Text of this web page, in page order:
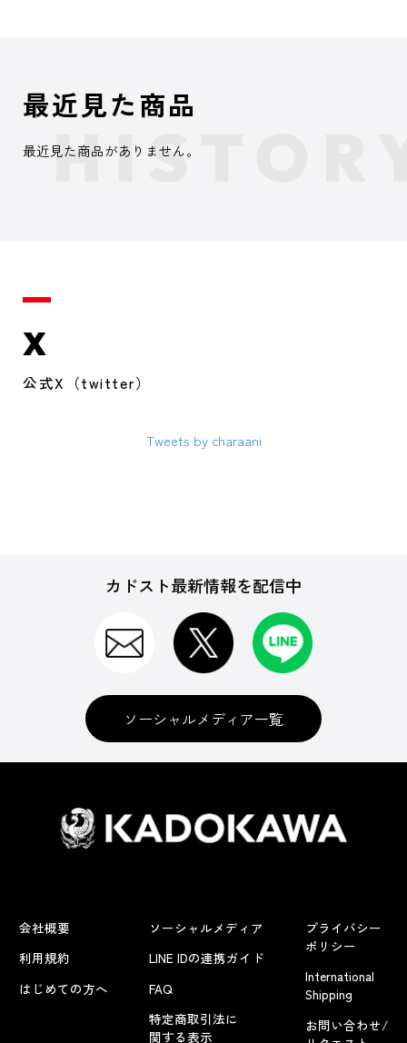
最近見た商品
最近見た商品がありません。
X
公式X（twitter）
Tweets by charaani
カドスト最新情報を配信中
ソーシャルメディア一覧
会社概要
利用規約
はじめての方へ
ソーシャルメディア
LINE IDの連携ガイド
FAQ
特定商取引法に
関する表示
プライバシー
ポリシー
International
Shipping
お問い合わせ/